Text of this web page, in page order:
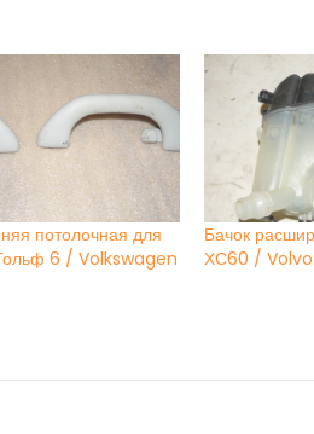
потолочная для
6 / Volkswagen
Бачок
ХС60 /